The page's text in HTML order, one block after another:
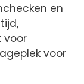
en
voor
voor